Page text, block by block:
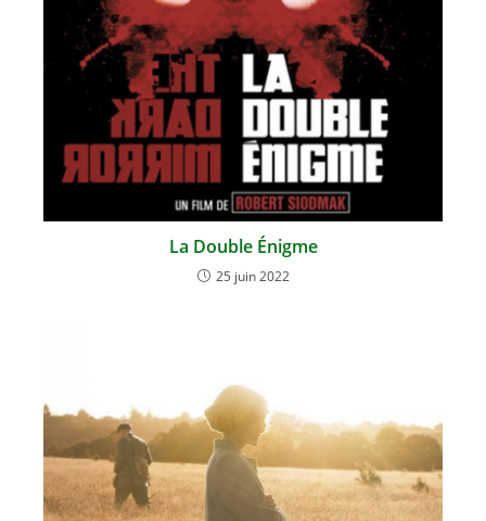
La Double Énigme
25 juin 2022